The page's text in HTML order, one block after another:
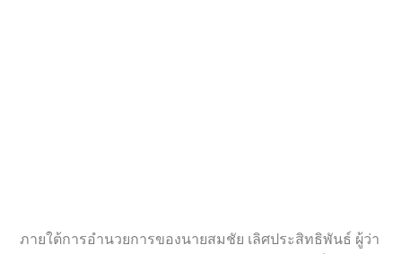
ภายใต้การอำนวยการของนายสมชัย เลิศประสิทธิพันธ์ ผู้ว่า